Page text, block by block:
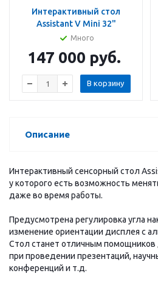
Интерактивный стол
Assistant V Mini 32"
Много
147 000 руб.
В корзину
Описание
Интерактивный сенсорный стол
у которого есть возможность
даже во время работы.
Предусмотрена регулировка угла
изменение ориентации дисплея с
Стол станет отличным помощников
при проведении презентаций,
конференций и т.д.